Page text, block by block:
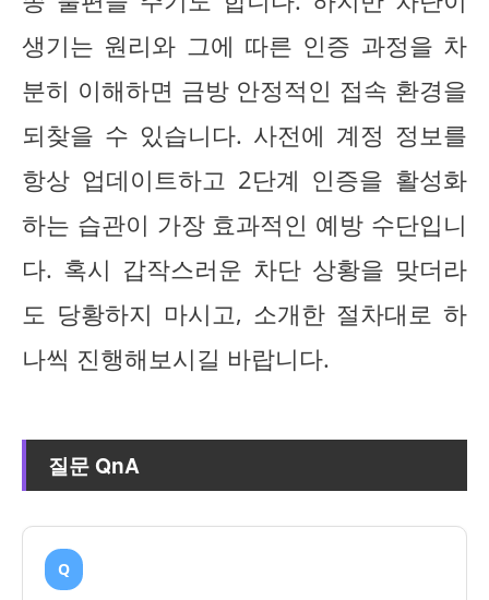
생기는 원리와 그에 따른 인증 과정을 차
분히 이해하면 금방 안정적인 접속 환경을
되찾을 수 있습니다. 사전에 계정 정보를
항상 업데이트하고 2단계 인증을 활성화
하는 습관이 가장 효과적인 예방 수단입니
다. 혹시 갑작스러운 차단 상황을 맞더라
도 당황하지 마시고, 소개한 절차대로 하
나씩 진행해보시길 바랍니다.
질문 QnA
Q